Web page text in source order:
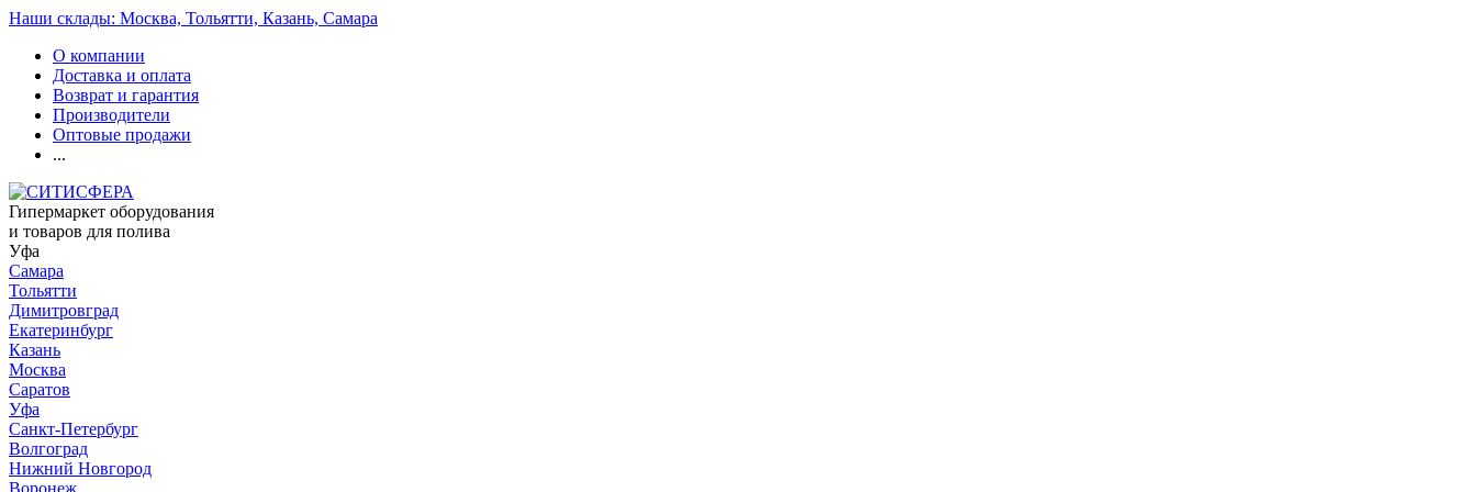
Наши склады: Москва, Тольятти, Казань, Самара
О компании
Доставка и оплата
Возврат и гарантия
Производители
Оптовые продажи
...
Гипермаркет оборудования
и товаров для полива
Уфа
Самара
Тольятти
Димитровград
Екатеринбург
Казань
Москва
Саратов
Уфа
Санкт-Петербург
Волгоград
Нижний Новгород
Воронеж